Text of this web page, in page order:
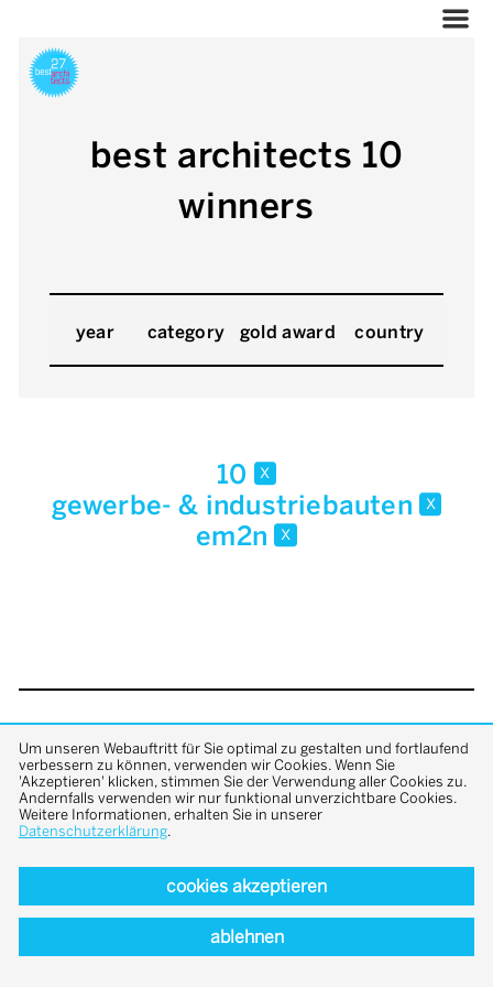
best architects 10
winners
year category gold award country
10 x
gewerbe- & industriebauten x
em2n x
back to top
Um unseren Webauftritt für Sie optimal zu gestalten und fortlaufend
verbessern zu können, verwenden wir Cookies. Wenn Sie
'Akzeptieren' klicken, stimmen Sie der Verwendung aller Cookies zu.
Andernfalls verwenden wir nur funktional unverzichtbare Cookies.
Weitere Informationen, erhalten Sie in unserer
Datenschutzerklärung.
cookies akzeptieren
ablehnen